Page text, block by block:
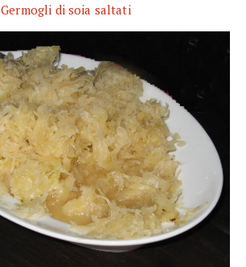
Germogli di soia saltati